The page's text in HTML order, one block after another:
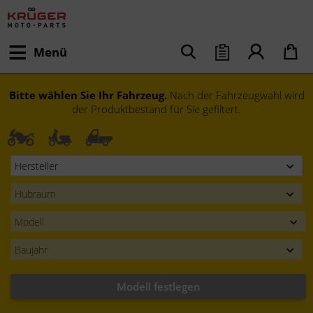
Menü
Bitte wählen Sie Ihr Fahrzeug. Nach der Fahrzeugwahl wird
der Produktbestand für Sie gefiltert.
Modell festlegen